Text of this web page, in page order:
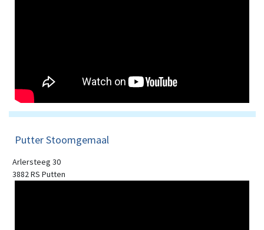
Putter Stoomgemaal
Arlersteeg 30
3882 RS Putten